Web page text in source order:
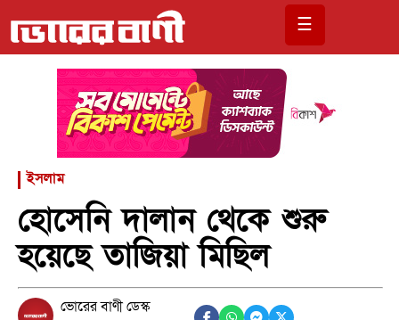
☰
ইসলাম
হোসেনি দালান থেকে শুরু
হয়েছে তাজিয়া মিছিল
ভোরের বাণী ডেস্ক